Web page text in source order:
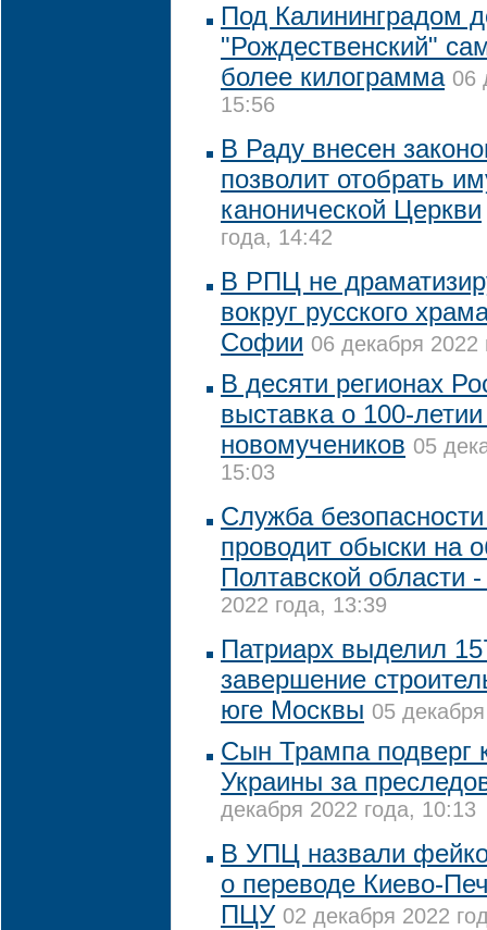
Под Калининградом
"Рождественский"
более килограмма 06
15:56
В Раду внесен
позволит отобрать
канонической Церкви
года, 14:42
В РПЦ не
вокруг русского
Софии 06 декабря 2022
В десяти регионах
выставка о 100-
новомучеников 05
15:03
Служба
проводит обыски на
Полтавской области
2022 года, 13:39
Патриарх выделил
завершение
юге Москвы 05
Сын Трампа подверг
Украины за
декабря 2022 года, 10:13
В УПЦ назвали
о переводе Киево-
ПЦУ 02 декабря 2022